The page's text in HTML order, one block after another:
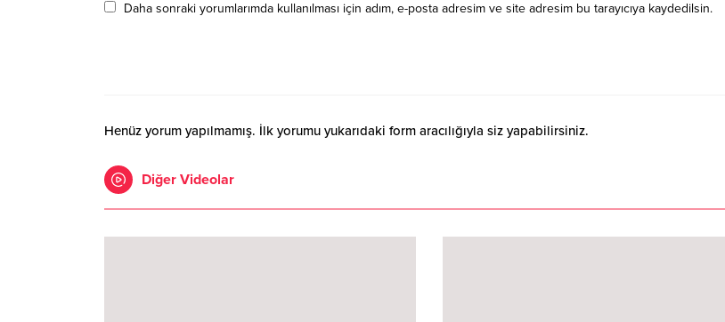
Daha sonraki yorumlarımda kullanılması için adım, e-posta adresim ve site adresim bu tarayıcıya kaydedilsin.
Henüz yorum yapılmamış. İlk yorumu yukarıdaki form aracılığıyla siz yapabilirsiniz.
Diğer Videolar